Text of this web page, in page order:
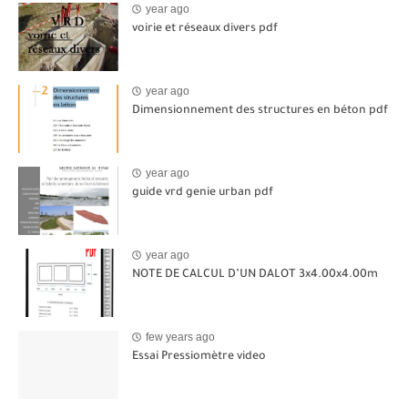
year ago
voirie et réseaux divers pdf
year ago
Dimensionnement des structures en béton pdf
year ago
guide vrd genie urban pdf
year ago
NOTE DE CALCUL D’UN DALOT 3x4.00x4.00m
few years ago
Essai Pressiomètre video